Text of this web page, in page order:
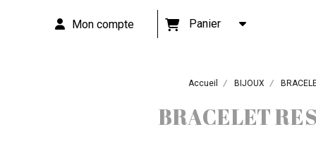
Mon compte Panier
Accueil BIJOUX
BRACELET